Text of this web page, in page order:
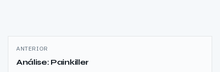
gente, desde aos
jogadores mais
Navegação
de
ANTERIOR
Análise: Painkiller